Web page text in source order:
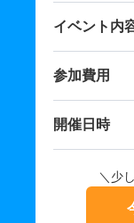
イベント内
参加費用
開催日時
＼少